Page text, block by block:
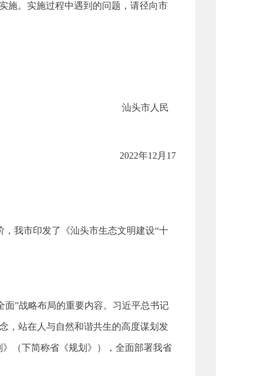
施。实施过程中遇到的问题，请径向市
民
月17
我市印发了《汕头市生态文明建设“十
”战略布局的重要内容。习近平总书记
，站在人与自然和谐共生的高度谋划发
》（下简称省《规划》），全面部署我省